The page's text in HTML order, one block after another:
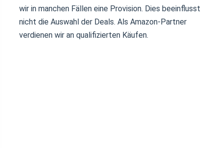
wir in manchen Fällen eine Provision. Dies beeinflusst
nicht die Auswahl der Deals. Als Amazon-Partner
verdienen wir an qualifizierten Käufen.